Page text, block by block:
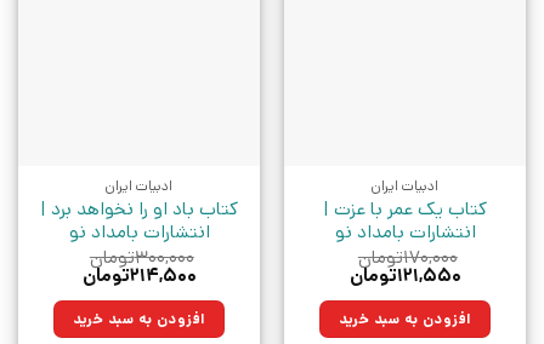
ادبیات ایران
کتاب یک عمر با عزت |
انتشارات بامداد نو
۱۷۰,۰۰۰تومان
قیمت
۱۷۰,۰۰۰تومان
بود.
۱۲۱,۵۵۰تومان
۱۲۱,۵۵۰تومان.افزودن به سبد خرید
ادبیات ایران
کتاب باد او را نخواهد برد |
انتشارات بامداد نو
۳۰۰,۰۰۰تومان
قیمت
۳۰۰,۰۰۰تومان
بود.
۲۱۴,۵۰۰تومان
۲۱۴,۵۰۰تومان.افزودن به سبد خرید